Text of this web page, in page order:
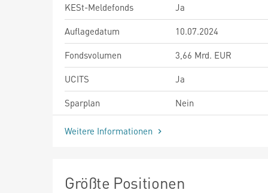
KESt-Meldefonds
Ja
Auflagedatum
10.07.2024
Fondsvolumen
3,66 Mrd. EUR
UCITS
Ja
Sparplan
Nein
Weitere Informationen
Größte Positionen